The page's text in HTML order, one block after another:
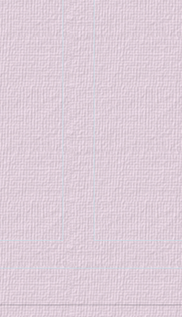
７月の
８月７日